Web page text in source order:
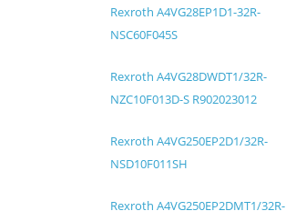
Rexroth A4VG28EP1D1-32R-
NSC60F045S
Rexroth A4VG28DWDT1/32R-
NZC10F013D-S R902023012
Rexroth A4VG250EP2D1/32R-
NSD10F011SH
Rexroth A4VG250EP2DMT1/32R-